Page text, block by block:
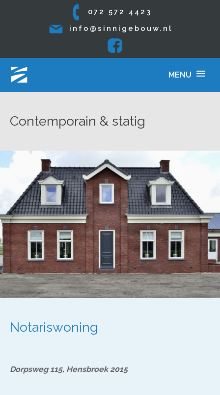
072 572 4423
info@sinnigebouw.nl
Contemporain & statig
Notariswoning
Dorpsweg 115, Hensbroek 2015